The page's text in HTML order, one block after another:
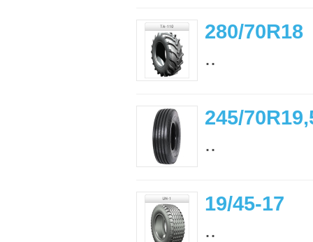
280/70R18
..
245/
..
19/45-17
..